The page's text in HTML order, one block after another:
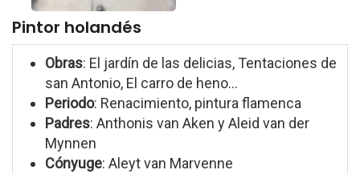
Pintor holandés
Obras: El jardín de las delicias, Tentaciones de
san Antonio, El carro de heno...
Periodo: Renacimiento, pintura flamenca
Padres: Anthonis van Aken y Aleid van der
Mynnen
Cónyuge: Aleyt van Marvenne